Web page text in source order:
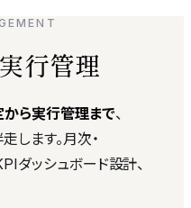
行管理
ら実行管理まで、
します。月次・
ダッシュボード設計、